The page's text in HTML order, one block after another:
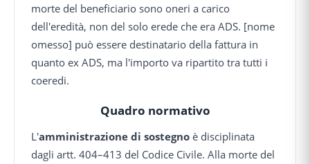
morte del beneficiario sono oneri a carico
dell'eredità, non del solo erede che era ADS. [nome
omesso] può essere destinatario della fattura in
quanto ex ADS, ma l'importo va ripartito tra tutti i
coeredi.
Quadro normativo
L'amministrazione di sostegno è disciplinata
dagli artt. 404–413 del Codice Civile. Alla morte del